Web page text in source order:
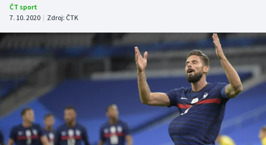
Atletika
Cyklistika
DALŠÍ SPORTY
Americký fotbal
Baseball a softbal
NEPŘEHLÉDNĚTE
Soutěže
ČT sport
7. 10. 2020 | Zdroj: ČTK